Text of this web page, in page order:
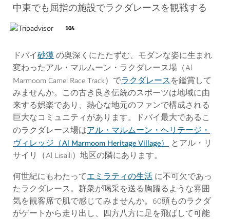
中東でも屈指の施設でラクダレースを観戦する
104
ドバイ砂漠の奥深くにたたずむ、モダンな姿に生まれ
変わったアル・マルムーン・ラクダレース場（Al
Marmoom Camel Race Track）でラクダレースを鑑賞して
みませんか。この古き良き伝統のスポーツは地域に由
来する娯楽であり、熱心な地元のファンで構成される
巨大なコミュニティがあります。ドバイ最大であるこ
のラクダレース場はアル・マルムーン・ヘリテージ・
ヴィレッジ（Al Marmoom Heritage Village） とアル・リ
サイリ（Al Lisaili）地区の隣にあります。
何世紀にもわたってエミラティの生活 に不可欠であっ
たラクダレース。群衆が喝采を送る胸躍るような雰囲
気を観客席で肌で感じてみませんか。60頭ものラクダ
がゲートから走り出し、四方八方に足を飛ばして可能